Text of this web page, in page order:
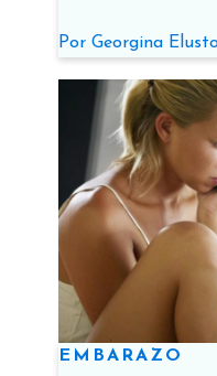
más
Por Georgina
EMBARAZO